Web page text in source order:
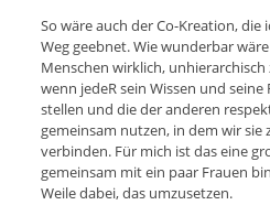
So wäre auch der Co-Kreation,
Weg geebnet. Wie wunderbar
Menschen wirklich,
wenn jedeR sein Wissen und
stellen und die der anderen
gemeinsam nutzen, in dem wir sie
verbinden. Für mich ist das eine
gemeinsam mit ein paar Frauen
Weile dabei, das umzusetzen.